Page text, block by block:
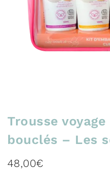
Trousse voyage
bouclés – Les
48,00€